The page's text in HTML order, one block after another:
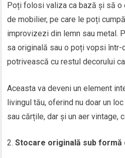
Poți folosi valiza ca bază și să o
de mobilier, pe care le poți
improvizezi din lemn sau metal.
sa originală sau o poți vopsi într-
potrivească cu restul decorului
Aceasta va deveni un element
livingul tău, oferind nu doar un
sau cărțile, dar și un aer vintage,
Stocare originală sub